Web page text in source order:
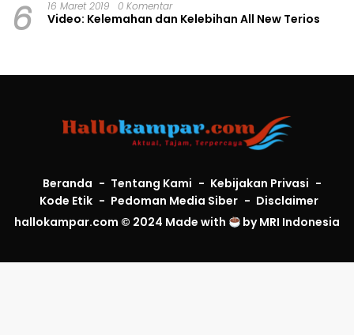
6 16 Maret 2019 0 Komentar
Video: Kelemahan dan Kelebihan All New Terios
Beranda Tentang Kami
Kebijakan Privasi
Kode Etik
Pedoman Media Siber
Disclaimer
hallokampar.com © 2024 Made with
byMRI Indonesia